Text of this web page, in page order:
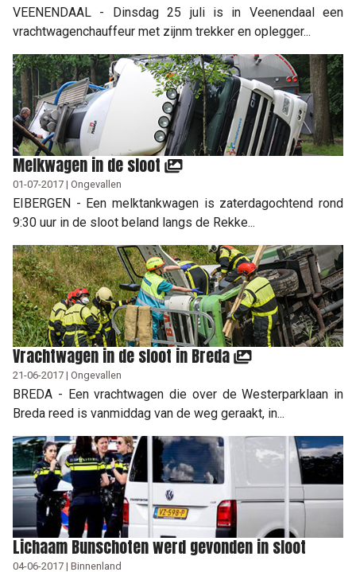
VEENENDAAL - Dinsdag 25 juli is in Veenendaal een
vrachtwagenchauffeur met zijnm trekker en oplegger...
Melkwagen in de sloot
01-07-2017 | Ongevallen
EIBERGEN - Een melktankwagen is zaterdagochtend rond
9:30 uur in de sloot beland langs de Rekke...
Vrachtwagen in de sloot in Breda
21-06-2017 | Ongevallen
BREDA - Een vrachtwagen die over de Westerparklaan in
Breda reed is vanmiddag van de weg geraakt, in...
Lichaam Bunschoten werd gevonden in sloot
04-06-2017 | Binnenland